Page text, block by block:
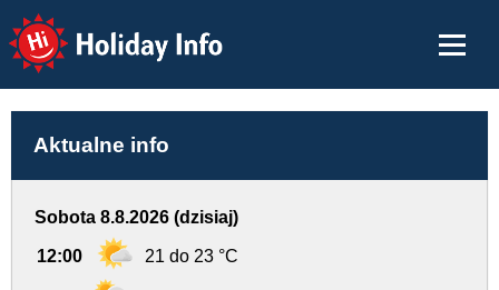
Holiday Info
Aktualne info
Sobota 8.8.2026 (dzisiaj)
12:00 21 do 23 °C